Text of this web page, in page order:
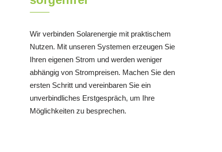
Wir verbinden Solarenergie mit praktischem
Nutzen. Mit unseren Systemen erzeugen Sie
Ihren eigenen Strom und werden weniger
abhängig von Strompreisen. Machen Sie den
ersten Schritt und vereinbaren Sie ein
unverbindliches Erstgespräch, um Ihre
Möglichkeiten zu besprechen.